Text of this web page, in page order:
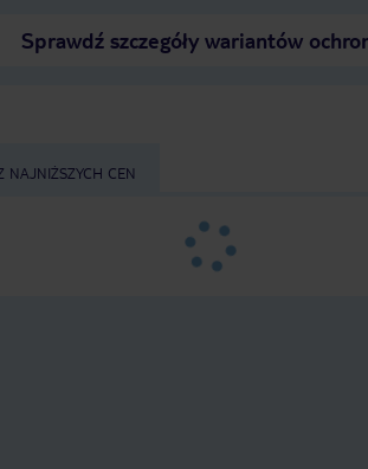
Sprawdź szczegóły wariantów
NAJNIŻSZYCH CEN